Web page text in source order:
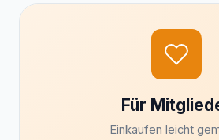
Für
Einkaufen leicht